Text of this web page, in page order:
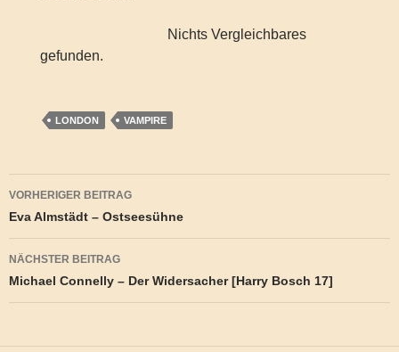
Nichts Vergleichbares
gefunden.
LONDON VAMPIRE
Beitragsnavigation
VORHERIGER BEITRAG
Eva Almstädt – Ostseesühne
NÄCHSTER BEITRAG
Michael Connelly – Der Widersacher [Harry Bosch 17]